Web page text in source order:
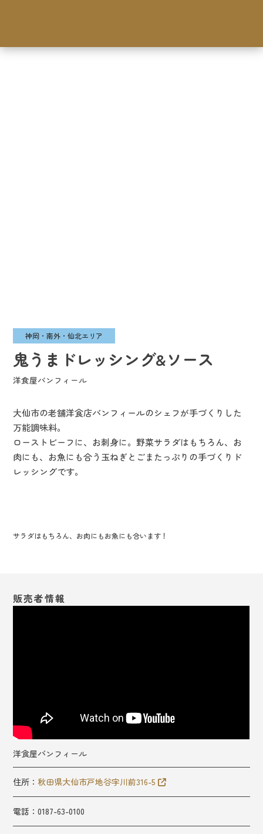
神岡・南外・仙北エリア
鬼うまドレッシング&ソース
洋食屋バンフィール
大仙市の老舗洋食店バンフィールのシェフが手づくりした
万能調味料。
ローストビーフに、お刺身に。野菜サラダはもちろん、お
肉にも、お魚にも合う玉ねぎとごまたっぷりの手づくりド
レッシングです。
サラダはもちろん、お肉にもお魚にも合います！
販売者情報
洋食屋バンフィール
住所：秋田県大仙市戸地谷字川前316-5
電話：0187-63-0100